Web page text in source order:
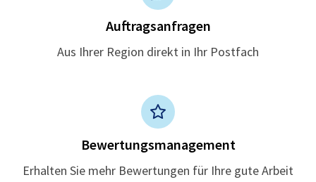
Auftragsanfragen
Aus Ihrer Region direkt in Ihr Postfach
Bewertungsmanagement
Erhalten Sie mehr Bewertungen für Ihre gute Arbeit